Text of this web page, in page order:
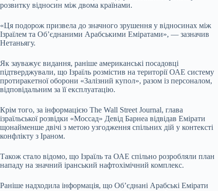
розвитку відносин між двома країнами.
«Ця подорож призвела до значного зрушення у відносинах між
Ізраїлем та Об’єднаними Арабськими Еміратами», — зазначив
Нетаньягу.
Як зауважує видання, раніше американські посадовці
підтверджували, що Ізраїль розмістив на території ОАЕ систему
протиракетної оборони «Залізний купол», разом із персоналом,
відповідальним за її експлуатацію.
Крім того, за інформацією The Wall Street Journal, глава
ізраїльської розвідки «Моссад» Девід Барнеа відвідав Емірати
щонайменше двічі з метою узгодження спільних дій у контексті
конфлікту з Іраном.
Також стало відомо, що Ізраїль та ОАЕ спільно розробляли план
нападу на значний іранський нафтохімічний комплекс.
Раніше надходила інформація, що Об’єднані Арабські Емірати